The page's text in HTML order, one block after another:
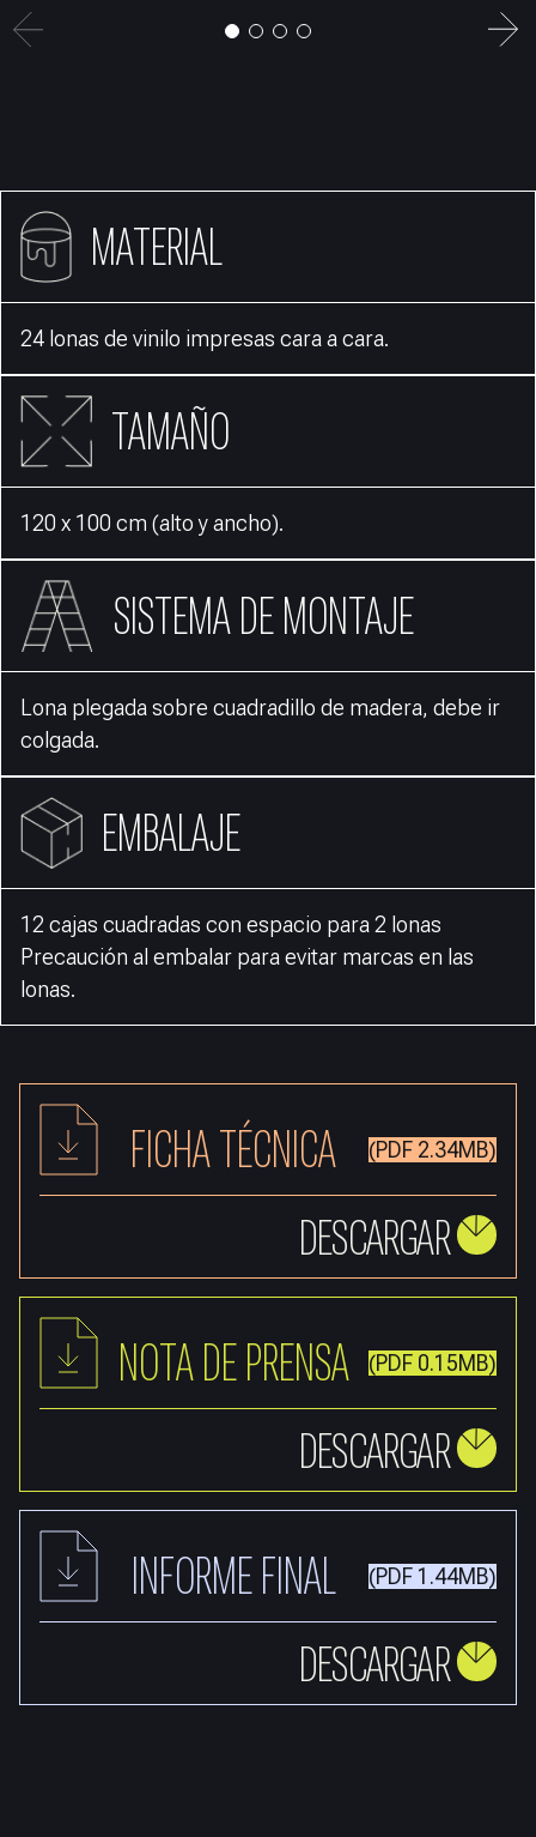
MATERIAL
24 lonas de vinilo impresas cara a cara.
TAMAÑO
120 x 100 cm (alto y ancho).
SISTEMA DE MONTAJE
Lona plegada sobre cuadradillo de madera, debe ir
colgada.
EMBALAJE
12 cajas cuadradas con espacio para 2 lonas
Precaución al embalar para evitar marcas en las
lonas.
FICHA TÉCNICA (PDF 2.34MB)
DESCARGAR
NOTA DE PRENSA (PDF 0.15MB)
DESCARGAR
INFORME FINAL (PDF 1.44MB)
DESCARGAR